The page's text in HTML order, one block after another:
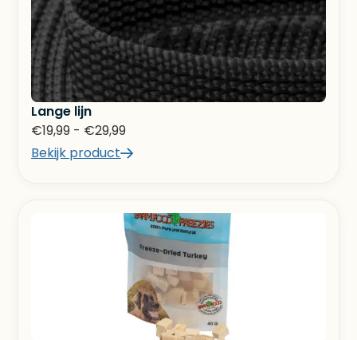
Lange lijn
€19,99 - €29,99
Bekijk product